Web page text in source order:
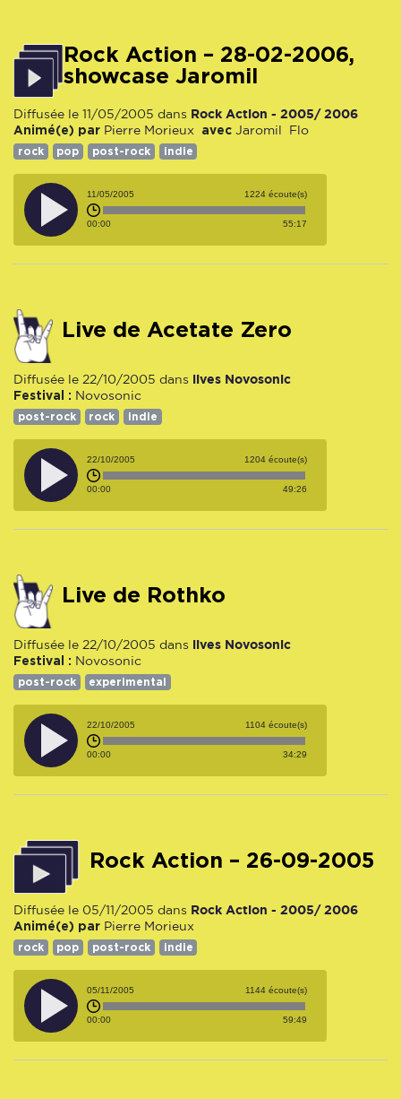
Rock Action – 28-02-2006,
showcase Jaromil
Diffusée le 11/05/2005 dans Rock Action - 2005/ 2006
Animé(e) par Pierre Morieux avec Jaromil Flo
rock pop post-rock indie
11/05/2005 1224 écoute(s)
00:00 55:17
Live de Acetate Zero
Diffusée le 22/10/2005 dans lives Novosonic
Festival : Novosonic
post-rock rock indie
22/10/2005 1204 écoute(s)
00:00 49:26
Live de Rothko
Diffusée le 22/10/2005 dans lives Novosonic
Festival : Novosonic
post-rock experimental
22/10/2005 1104 écoute(s)
00:00 34:29
Rock Action – 26-09-2005
Diffusée le 05/11/2005 dans Rock Action - 2005/ 2006
Animé(e) par Pierre Morieux
rock pop post-rock indie
05/11/2005 1144 écoute(s)
00:00 59:49